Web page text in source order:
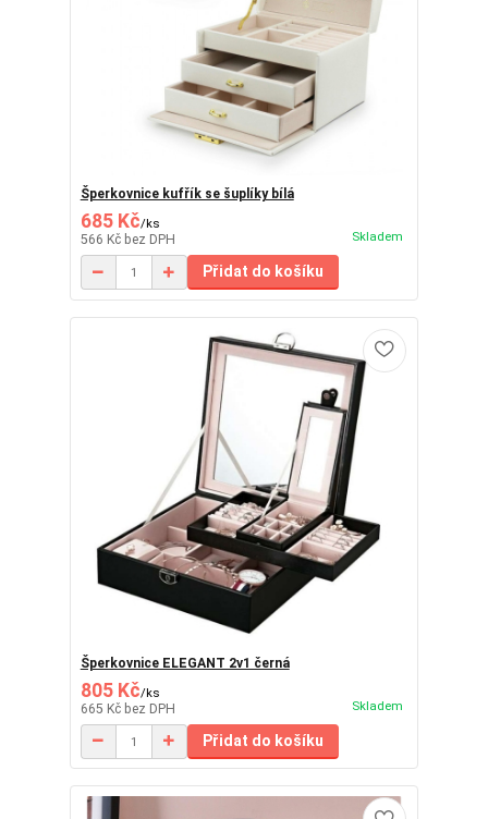
Šperkovnice kufřík se šuplíky bílá
685 Kč/ks
566 Kč bez DPH Skladem
Přidat do košíku
Šperkovnice ELEGANT 2v1 černá
805 Kč/ks
665 Kč bez DPH Skladem
Přidat do košíku